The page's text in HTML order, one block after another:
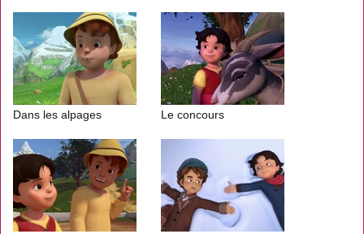
Dans les alpages Le concours